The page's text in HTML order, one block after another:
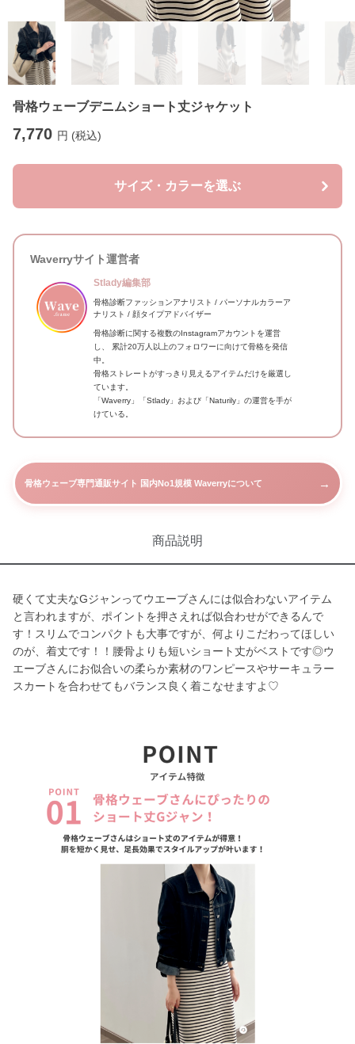
骨格ウェーブデニムショート丈ジャケット
7,770 円 (税込)
サイズ・カラーを選ぶ
Waverryサイト運営者
Stlady編集部
骨格診断ファッションアナリスト / パーソナルカラーア
ナリスト / 顔タイプアドバイザー
骨格診断に関する複数のInstagramアカウントを運営
し、 累計20万人以上のフォロワーに向けて骨格を発信
中。
骨格ストレートがすっきり見えるアイテムだけを厳選し
ています。
「Waverry」「Stlady」および「Naturily」の運営を手が
けている。
骨格ウェーブ専門通販サイト 国内No1規模 Waverryについて →
商品説明
硬くて丈夫なGジャンってウエーブさんには似合わないアイテム
と言われますが、ポイントを押さえれば似合わせができるんで
す！スリムでコンパクトも大事ですが、何よりこだわってほしい
のが、着丈です！！腰骨よりも短いショート丈がベストです◎ウ
エーブさんにお似合いの柔らか素材のワンピースやサーキュラー
スカートを合わせてもバランス良く着こなせますよ♡